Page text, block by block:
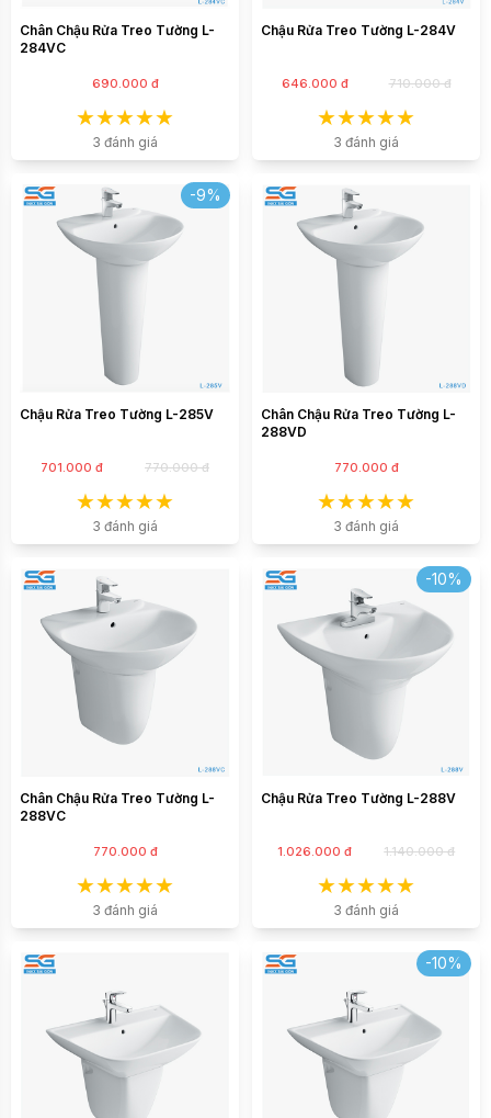
Chân Chậu Rửa Treo Tường L-
284VC
690.000 đ
3 đánh giá
Chậu Rửa Treo Tường L-284V
646.000 đ 710.000 đ
3 đánh giá
-9%
Chậu Rửa Treo Tường L-285V
701.000 đ 770.000 đ
3 đánh giá
Chân Chậu Rửa Treo Tường L-
288VD
770.000 đ
3 đánh giá
Chân Chậu Rửa Treo Tường L-
288VC
770.000 đ
3 đánh giá
-10%
Chậu Rửa Treo Tường L-288V
1.026.000 đ 1.140.000 đ
3 đánh giá
-10%